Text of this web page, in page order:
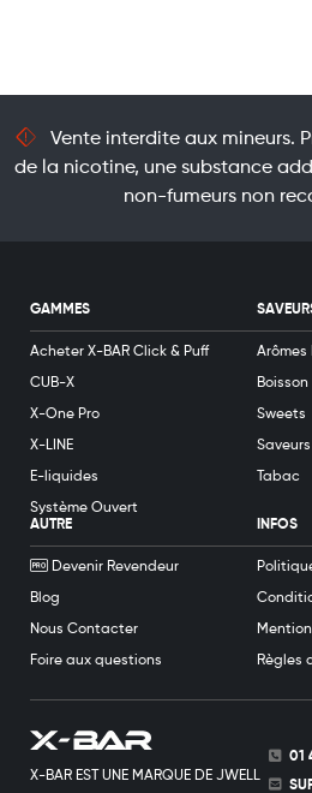
Vente interdite aux mineurs.
de la nicotine, une substance
non-fumeurs non
X-BAR EST UNE MARQUE DE JWELL
01
GAMMES
Acheter X-BAR Click & Puff
CUB-X
X-One Pro
X-LINE
E-liquides
Système Ouvert
Arômes
Boisson
Sweets
Tabac
AUTRE
Devenir Revendeur
Blog
Nous Contacter
Foire aux questions
INFOS
Règles